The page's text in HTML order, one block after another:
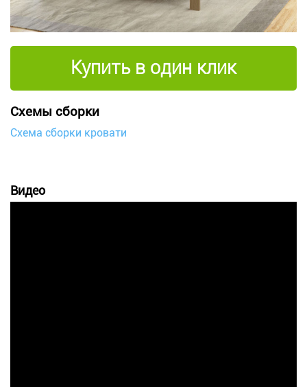
Купить в один клик
Схемы сборки
Схема сборки кровати
Видео